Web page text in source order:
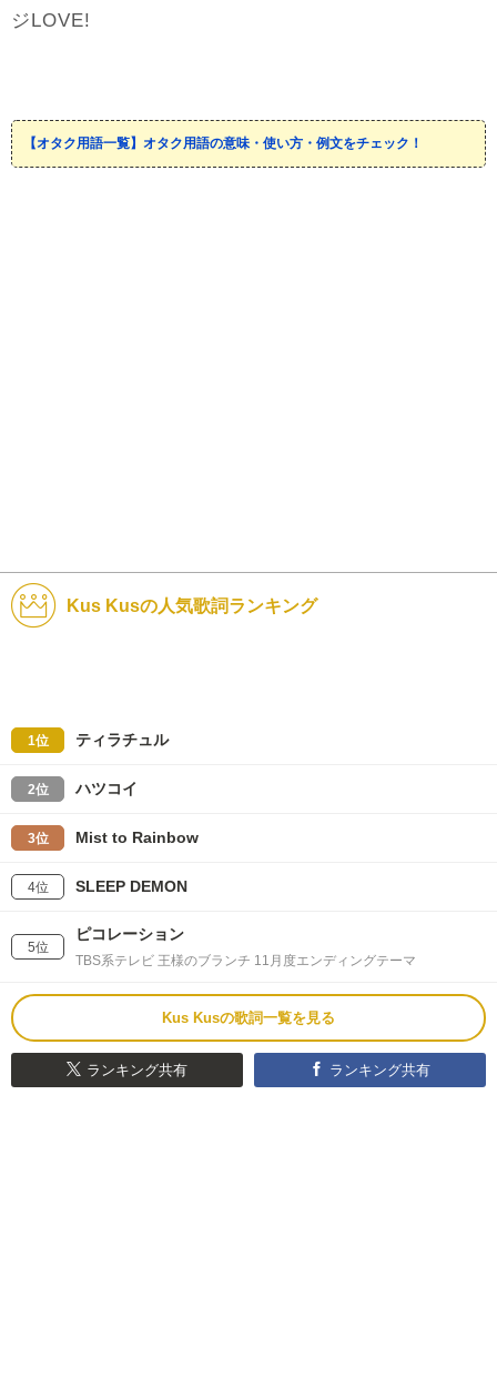
ジLOVE!
【オタク用語一覧】オタク用語の意味・使い方・例文をチェック！
Kus Kusの人気歌詞ランキング
1位 ティラチュル
2位 ハツコイ
3位 Mist to Rainbow
4位 SLEEP DEMON
5位
ピコレーション
TBS系テレビ 王様のブランチ 11月度エンディングテーマ
Kus Kusの歌詞一覧を見る
ランキング共有 ランキング共有